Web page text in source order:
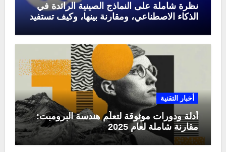
نظرة شاملة على النماذج الصينية الرائدة في
الذكاء الاصطناعي، ومقارنة بينها، وكيف تستفيد
أخبار التقنية
أدلة ودورات موثوقة لتعلّم هندسة البرومبت:
مقارنة شاملة لعام 2025